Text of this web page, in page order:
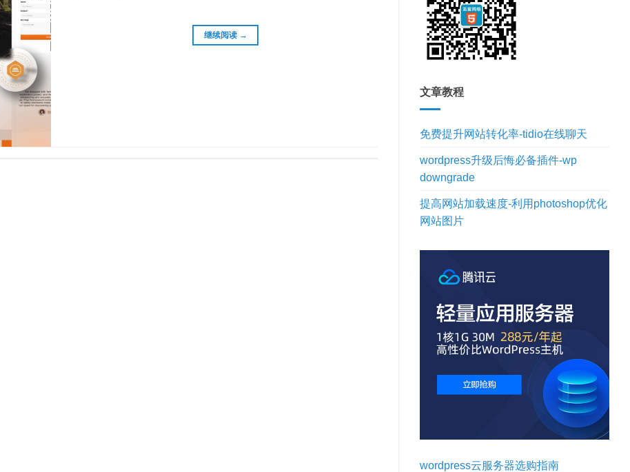
继续阅读 →
文章教程
免费提升网站转化率-tidio在线聊天
wordpress升级后悔必备插件-wp
downgrade
提高网站加载速度-利用photoshop优化
网站图片
wordpress云服务器选购指南